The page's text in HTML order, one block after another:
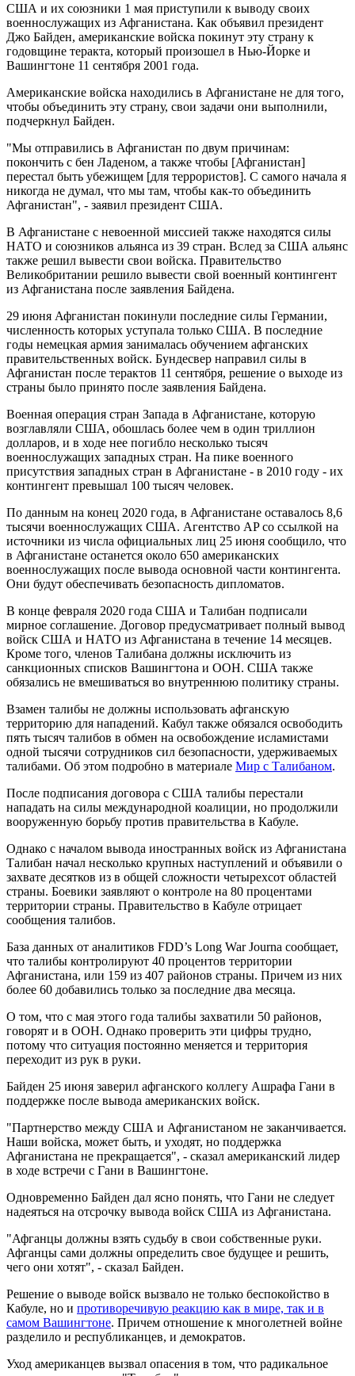
США и их союзники 1 мая приступили к выводу своих
военнослужащих из Афганистана. Как объявил президент
Джо Байден, американские войска покинут эту страну к
годовщине теракта, который произошел в Нью-Йорке и
Вашингтоне 11 сентября 2001 года.
Американские войска находились в Афганистане не для того,
чтобы объединить эту страну, свои задачи они выполнили,
подчеркнул Байден.
"Мы отправились в Афганистан по двум причинам:
покончить с бен Ладеном, а также чтобы [Афганистан]
перестал быть убежищем [для террористов]. С самого начала я
никогда не думал, что мы там, чтобы как-то объединить
Афганистан", - заявил президент США.
В Афганистане с невоенной миссией также находятся силы
НАТО и союзников альянса из 39 стран. Вслед за США альянс
также решил вывести свои войска. Правительство
Великобритании решило вывести свой военный контингент
из Афганистана после заявления Байдена.
29 июня Афганистан покинули последние силы Германии,
численность которых уступала только США. В последние
годы немецкая армия занималась обучением афганских
правительственных войск. Бундесвер направил силы в
Афганистан после терактов 11 сентября, решение о выходе из
страны было принято после заявления Байдена.
Военная операция стран Запада в Афганистане, которую
возглавляли США, обошлась более чем в один триллион
долларов, и в ходе нее погибло несколько тысяч
военнослужащих западных стран. На пике военного
присутствия западных стран в Афганистане - в 2010 году - их
контингент превышал 100 тысяч человек.
По данным на конец 2020 года, в Афганистане оставалось 8,6
тысячи военнослужащих США. Агентство AP со ссылкой на
источники из числа официальных лиц 25 июня сообщило, что
в Афганистане останется около 650 американских
военнослужащих после вывода основной части контингента.
Они будут обеспечивать безопасность дипломатов.
В конце февраля 2020 года США и Талибан подписали
мирное соглашение. Договор предусматривает полный вывод
войск США и НАТО из Афганистана в течение 14 месяцев.
Кроме того, членов Талибана должны исключить из
санкционных списков Вашингтона и ООН. США также
обязались не вмешиваться во внутреннюю политику страны.
Взамен талибы не должны использовать афганскую
территорию для нападений. Кабул также обязался освободить
пять тысяч талибов в обмен на освобождение исламистами
одной тысячи сотрудников сил безопасности, удерживаемых
талибами. Об этом подробно в материале Мир с Талибаном.
После подписания договора с США талибы перестали
нападать на силы международной коалиции, но продолжили
вооруженную борьбу против правительства в Кабуле.
Однако с началом вывода иностранных войск из Афганистана
Талибан начал несколько крупных наступлений и объявили о
захвате десятков из в общей сложности четырехсот областей
страны. Боевики заявляют о контроле на 80 процентами
территории страны. Правительство в Кабуле отрицает
сообщения талибов.
База данных от аналитиков FDD’s Long War Journa сообщает,
что талибы контролируют 40 процентов территории
Афганистана, или 159 из 407 районов страны. Причем из них
более 60 добавились только за последние два месяца.
О том, что с мая этого года талибы захватили 50 районов,
говорят и в ООН. Однако проверить эти цифры трудно,
потому что ситуация постоянно меняется и территория
переходит из рук в руки.
Байден 25 июня заверил афганского коллегу Ашрафа Гани в
поддержке после вывода американских войск.
"Партнерство между США и Афганистаном не заканчивается.
Наши войска, может быть, и уходят, но поддержка
Афганистана не прекращается", - сказал американский лидер
в ходе встречи с Гани в Вашингтоне.
Одновременно Байден дал ясно понять, что Гани не следует
надеяться на отсрочку вывода войск США из Афганистана.
"Афганцы должны взять судьбу в свои собственные руки.
Афганцы сами должны определить свое будущее и решить,
чего они хотят", - сказал Байден.
Решение о выводе войск вызвало не только беспокойство в
Кабуле, но и противоречивую реакцию как в мире, так и в
самом Вашингтоне. Причем отношение к многолетней войне
разделило и республиканцев, и демократов.
Уход американцев вызвал опасения в том, что радикальное